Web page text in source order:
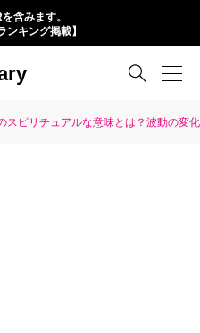
含みます。
ンキング掲載】

スピリチュアルな意味とは？波動の変